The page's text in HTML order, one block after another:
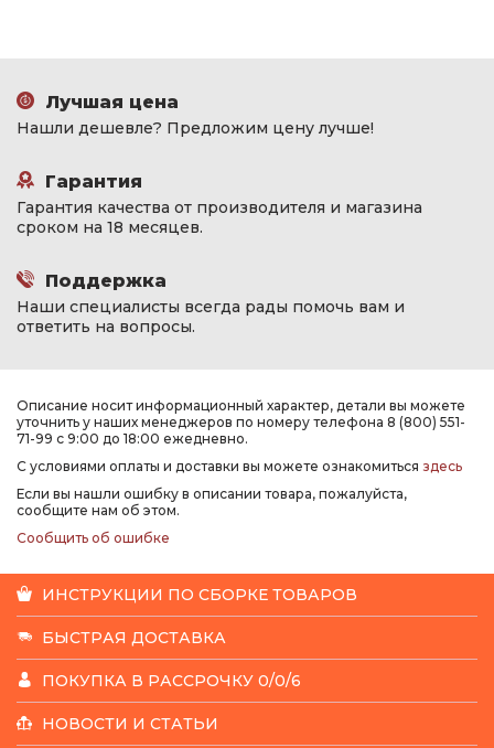
Лучшая цена
Нашли дешевле? Предложим цену лучше!
Гарантия
Гарантия качества от производителя и магазина
сроком на 18 месяцев.
Поддержка
Наши специалисты всегда рады помочь вам и
ответить на вопросы.
Описание носит информационный характер, детали вы можете
уточнить у наших менеджеров по номеру телефона 8 (800) 551-
71-99 с 9:00 до 18:00 ежедневно.
С условиями оплаты и доставки вы можете ознакомиться здесь
Если вы нашли ошибку в описании товара, пожалуйста,
сообщите нам об этом.
Сообщить об ошибке
ИНСТРУКЦИИ ПО СБОРКЕ ТОВАРОВ
БЫСТРАЯ ДОСТАВКА
ПОКУПКА В РАССРОЧКУ 0/0/6
НОВОСТИ И СТАТЬИ